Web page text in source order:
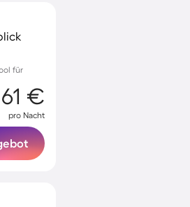
für
61 €
pro Nacht